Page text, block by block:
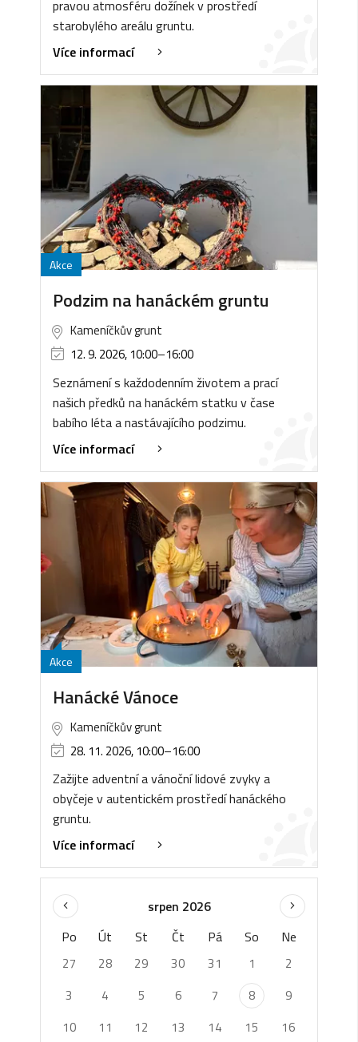
pravou atmosféru dožínek v prostředí
starobylého areálu gruntu.
Více informací
Akce
Podzim na hanáckém gruntu
Kameníčkův grunt
12. 9. 2026, 10:00–16:00
Seznámení s každodenním životem a prací
našich předků na hanáckém statku v čase
babího léta a nastávajícího podzimu.
Více informací
Akce
Hanácké Vánoce
Kameníčkův grunt
28. 11. 2026, 10:00–16:00
Zažijte adventní a vánoční lidové zvyky a
obyčeje v autentickém prostředí hanáckého
gruntu.
Více informací
srpen 2026
Po
Út St Čt Pá So Ne
27 28 29 30 31 1
2
3
4 5 6 7 8
9
10
11 12 13 14 15 16